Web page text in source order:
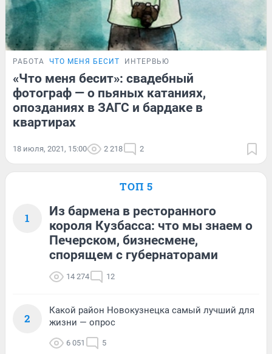
РАБОТА ЧТО МЕНЯ БЕСИТ ИНТЕРВЬЮ
«Что меня бесит»: свадебный
фотограф — о пьяных катаниях,
опозданиях в ЗАГС и бардаке в
квартирах
18 июля, 2021, 15:00 2 218 2
ТОП 5
1
Из бармена в ресторанного
короля Кузбасса: что мы знаем о
Печерском, бизнесмене,
спорящем с губернаторами
14 274 12
2
Какой район Новокузнецка самый лучший для
жизни — опрос
6 051 5